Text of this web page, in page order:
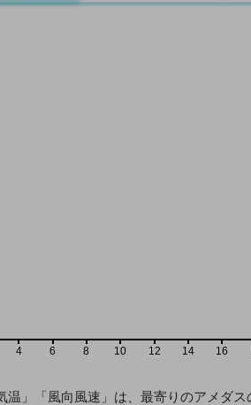
4 6 8 10 12 14 16
温」「風向風速」は、最寄りのアメダス